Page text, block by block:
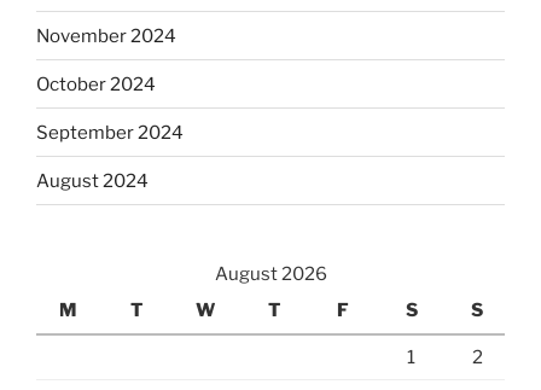
November 2024
October 2024
September 2024
August 2024
August 2026
M
T W T F S S
1 2